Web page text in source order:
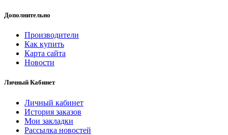
Дополнительно
Производители
Как купить
Карта сайта
Новости
Личный Кабинет
Личный кабинет
История заказов
Мои закладки
Рассылка новостей